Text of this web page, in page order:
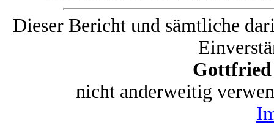
Dieser Bericht und sämtliche
Gottfried
nicht anderweitig